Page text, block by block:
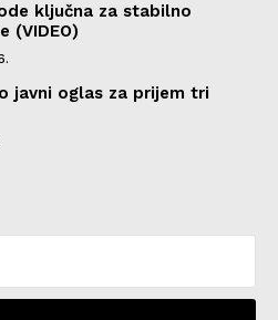
ključna za stabilno
(VIDEO)
javni oglas za prijem tri